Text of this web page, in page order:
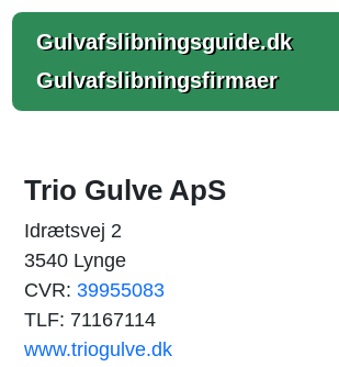
Gulvafslibningsguide.dk
Gulvafslibningsfirmaer
Trio Gulve ApS
Idrætsvej 2
3540 Lynge
CVR: 39955083
TLF: 71167114
www.triogulve.dk